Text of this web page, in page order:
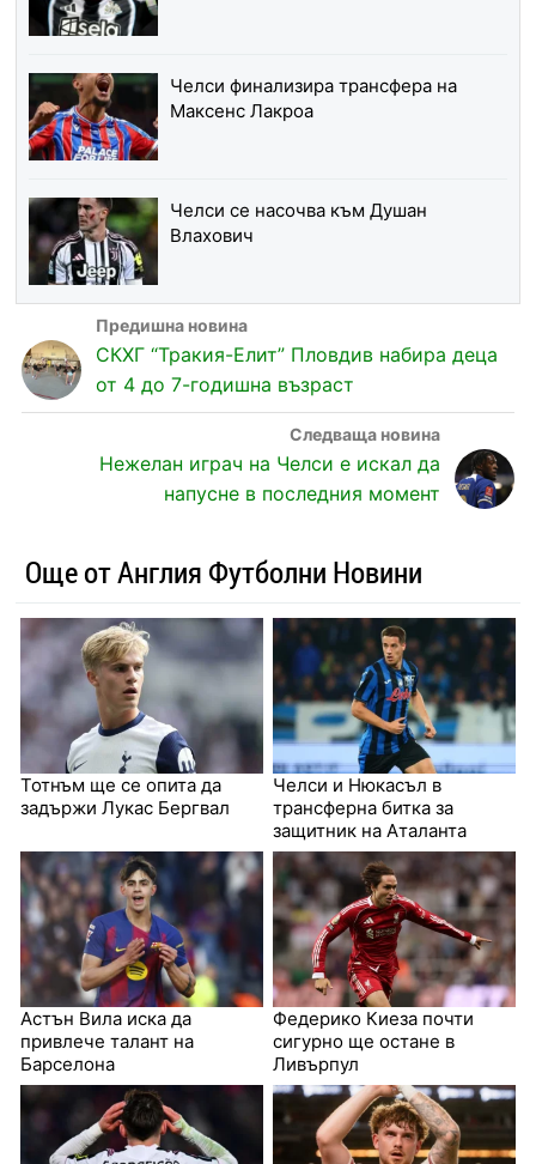
Челси финализира трансфера на
Максенс Лакроа
Челси се насочва към Душан
Влахович
СКХГ “Тракия-Елит” Пловдив набира деца
от 4 до 7-годишна възраст
Нежелан играч на Челси е искал да
напусне в последния момент
Още от Англия Футболни Новини
Тотнъм ще се опита да
задържи Лукас Бергвал
Челси и Нюкасъл в
трансферна битка за
защитник на Аталанта
Астън Вила иска да
привлече талант на
Барселона
Федерико Киеза почти
сигурно ще остане в
Ливърпул